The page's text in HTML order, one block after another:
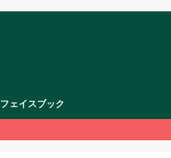
フェイスブック